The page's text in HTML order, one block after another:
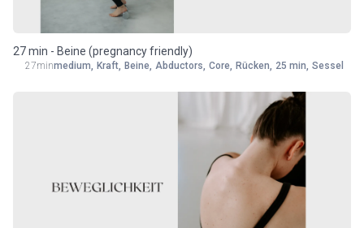
27 min - Beine (pregnancy friendly)
27minmedium, Kraft, Beine, Abductors, Core, Rücken, 25 min, Sessel